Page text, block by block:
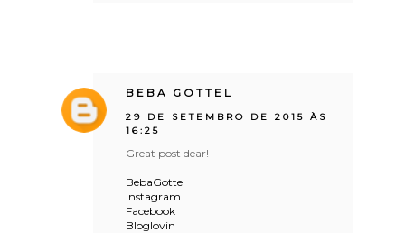
BEBA GOTTEL
29 DE SETEMBRO DE 2015 ÀS
16:25
Great post dear!
BebaGottel
Instagram
Facebook
Bloglovin